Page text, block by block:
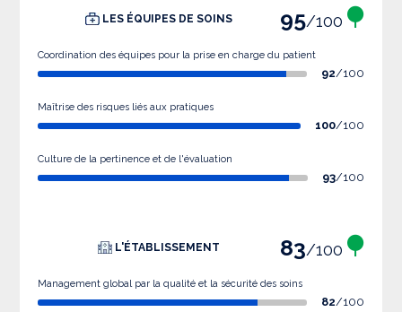
LES ÉQUIPES DE SOINS 95/100
Coordination des équipes pour la prise en charge du patient
92/100
Maîtrise des risques liés aux pratiques
100/100
Culture de la pertinence et de l'évaluation
93/100
L'ÉTABLISSEMENT 83/100
Management global par la qualité et la sécurité des soins
82/100